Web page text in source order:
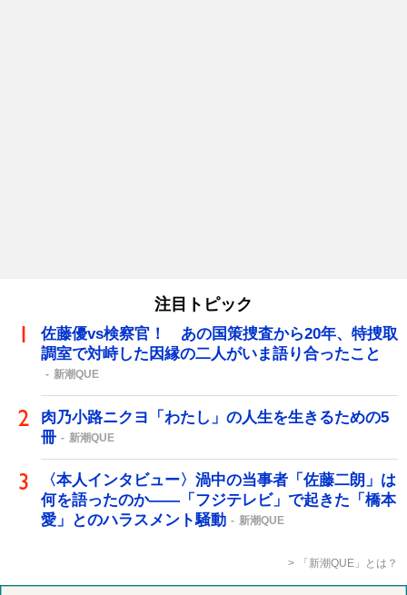
注目トピック
佐藤優vs検察官！ あの国策捜査から20年、特捜取
調室で対峙した因縁の二人がいま語り合ったこと
新潮QUE
肉乃小路ニクヨ「わたし」の人生を生きるための5
冊
新潮QUE
〈本人インタビュー〉渦中の当事者「佐藤二朗」は
何を語ったのか――「フジテレビ」で起きた「橋本
愛」とのハラスメント騒動
新潮QUE
「新潮QUE」とは？